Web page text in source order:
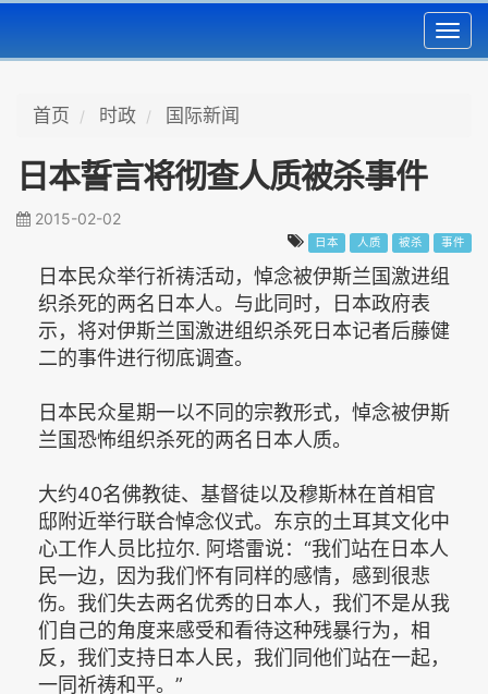
首页 时政 国际新闻
日本誓言将彻查人质被杀事件
2015-02-02
日本 人质 被杀 事件
日本民众举行祈祷活动，悼念被伊斯兰国激进组
织杀死的两名日本人。与此同时，日本政府表
示，将对伊斯兰国激进组织杀死日本记者后藤健
二的事件进行彻底调查。
日本民众星期一以不同的宗教形式，悼念被伊斯
兰国恐怖组织杀死的两名日本人质。
大约40名佛教徒、基督徒以及穆斯林在首相官
邸附近举行联合悼念仪式。东京的土耳其文化中
心工作人员比拉尔. 阿塔雷说：“我们站在日本人
民一边，因为我们怀有同样的感情，感到很悲
伤。我们失去两名优秀的日本人，我们不是从我
们自己的角度来感受和看待这种残暴行为，相
反，我们支持日本人民，我们同他们站在一起，
一同祈祷和平。”